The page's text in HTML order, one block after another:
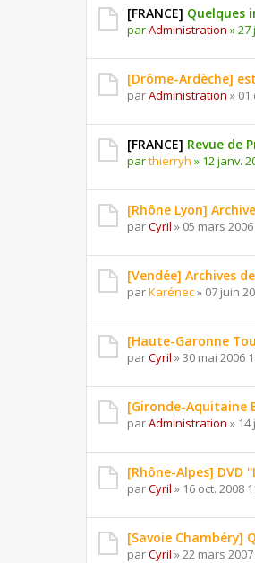
[FRANCE] Quelques
parAdministration »27
[Drôme-Ardèche]
parAdministration » 01
[FRANCE] Revue de
parthierryh » 12 janv.
[Rhône Lyon]
parCyril » 05 mars
[Vendée] Archives
parKarénec» 07 juin
[Haute-Garonne
parCyril »30 mai 2006
[Gironde-Aquitaine
parAdministration » 14
[Rhône-Alpes] DVD
parCyril » 16 oct. 2008
[Savoie Chambéry]
parCyril »22 mars 2007